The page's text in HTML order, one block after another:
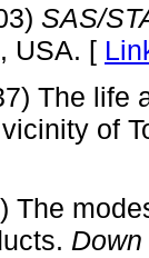
SAS/
USA. [
The life
of
The